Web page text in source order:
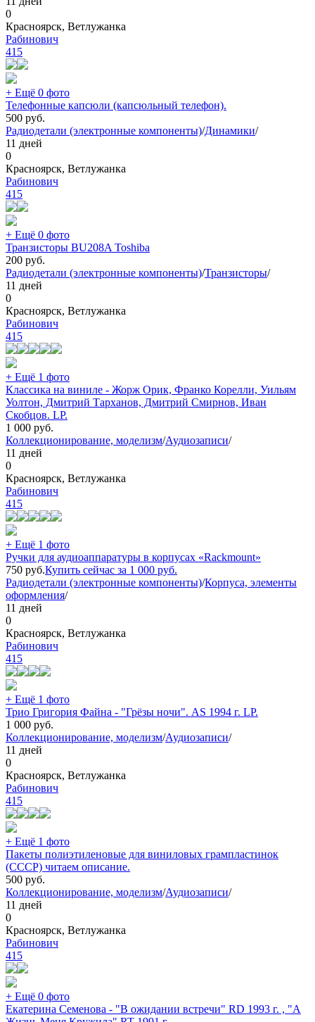
0
Красноярск, Ветлужанка
Рабинович
415
+ Ещё 0 фото
Телефонные капсюли (капсюльный телефон).
500 руб.
Радиодетали (электронные компоненты)/Динамики/
11 дней
0
Красноярск, Ветлужанка
Рабинович
415
+ Ещё 0 фото
Транзисторы BU208A Toshiba
200 руб.
Радиодетали (электронные компоненты)/Транзисторы/
11 дней
0
Красноярск, Ветлужанка
Рабинович
415
+ Ещё 1 фото
Классика на виниле - Жорж Орик, Франко Корелли, Уильям
Уолтон, Дмитрий Тарханов, Дмитрий Смирнов, Иван
Скобцов. LP.
1 000 руб.
Коллекционирование, моделизм/Аудиозаписи/
11 дней
0
Красноярск, Ветлужанка
Рабинович
415
+ Ещё 1 фото
Ручки для аудиоаппаратуры в корпусах «Rackmount»
750 руб.Купить сейчас за 1 000 руб.
Радиодетали (электронные компоненты)/Корпуса, элементы
оформления/
11 дней
0
Красноярск, Ветлужанка
Рабинович
415
+ Ещё 1 фото
Трио Григория Файна - "Грёзы ночи". AS 1994 г. LP.
1 000 руб.
Коллекционирование, моделизм/Аудиозаписи/
11 дней
0
Красноярск, Ветлужанка
Рабинович
415
+ Ещё 1 фото
Пакеты полиэтиленовые для виниловых грампластинок
(СССР) читаем описание.
500 руб.
Коллекционирование, моделизм/Аудиозаписи/
11 дней
0
Красноярск, Ветлужанка
Рабинович
415
+ Ещё 0 фото
Екатерина Семенова - "В ожидании встречи" RD 1993 г. , "А